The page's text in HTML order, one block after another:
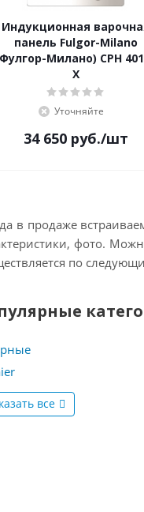
Индукционная
панель Fulgor-Milano
Милано) CPH
X
Уточняйте
34 650 руб./шт
в продаже
фото.
по
все